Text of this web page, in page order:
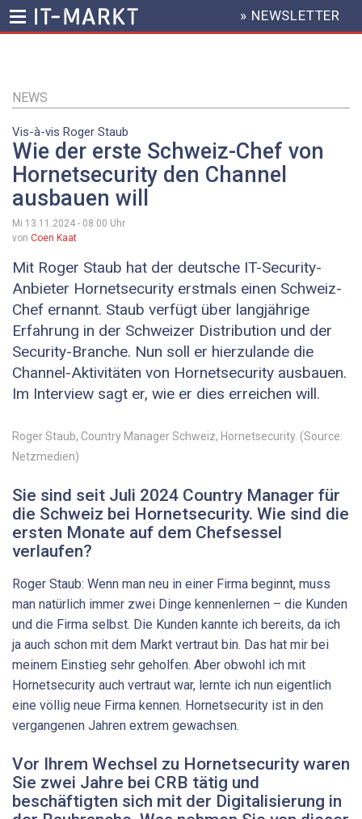
Inhalt
HEADER
MENU
» NEWSLETTER
NEWS
Vis-à-vis Roger Staub
Wie der erste Schweiz-Chef von
Hornetsecurity den Channel
ausbauen will
Mi 13.11.2024 - 08:00 Uhr
von Coen Kaat
Mit Roger Staub hat der deutsche IT-Security-
Anbieter Hornetsecurity erstmals einen Schweiz-
Chef ernannt. Staub verfügt über langjährige
Erfahrung in der Schweizer Distribution und der
Security-Branche. Nun soll er hierzulande die
Channel-­Aktivitäten von Hornetsecurity ausbauen.
Im Interview sagt er, wie er dies erreichen will.
Roger Staub, Country Manager Schweiz, Hornetsecurity. (Source:
Netzmedien)
Sie sind seit Juli 2024 Country Manager für
die Schweiz bei Hornetsecurity. Wie sind die
ersten Monate auf dem Chef­sessel
verlaufen?
Roger Staub: Wenn man neu in einer Firma beginnt, muss
man natürlich immer zwei Dinge kennenlernen – die Kunden
und die Firma selbst. Die Kunden kannte ich bereits, da ich
ja auch schon mit dem Markt vertraut bin. Das hat mir bei
meinem Einstieg sehr geholfen. Aber obwohl ich mit
Hornetsecurity auch vertraut war, lernte ich nun eigentlich
eine völlig neue Firma kennen. Hornetsecurity ist in den
vergangenen Jahren extrem gewachsen.
Vor Ihrem Wechsel zu Hornetsecurity waren
Sie zwei Jahre bei CRB tätig und
beschäftigten sich mit der Digitalisierung in